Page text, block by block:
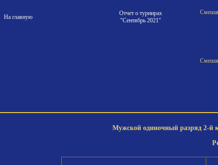
На главную
Отчет о турнирах
"Сентябрь 2021"
Мужской одиночный разряд 2-й